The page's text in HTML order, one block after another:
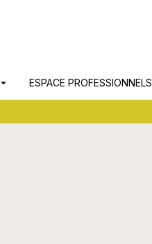
arrow_drop_down ESPACE PROFESSIONNELS